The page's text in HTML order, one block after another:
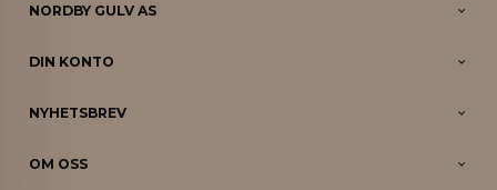
NORDBY GULV AS
DIN KONTO
NYHETSBREV
OM OSS